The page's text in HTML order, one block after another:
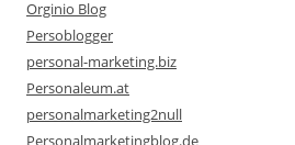
Orginio Blog
Persoblogger
personal-marketing.biz
Personaleum.at
personalmarketing2null
Personalmarketingblog.de